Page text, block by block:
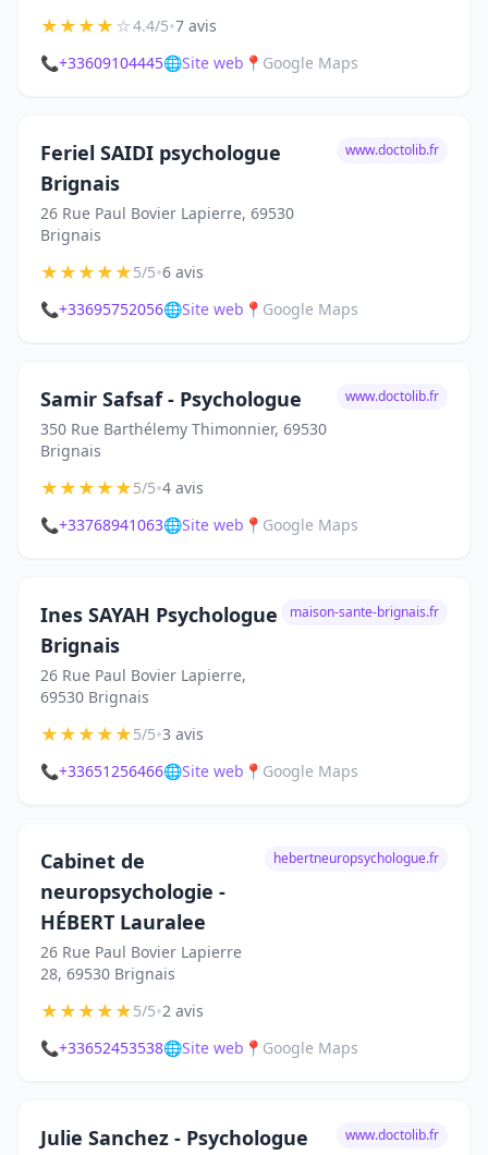
★★★★☆4.4/5•7 avis
📞+33609104445🌐Site web 📍 Google Maps
Feriel SAIDI psychologue
Brignais
26 Rue Paul Bovier Lapierre, 69530
Brignais
www.doctolib.fr
★★★★★5/5•6 avis
📞+33695752056🌐Site web 📍 Google Maps
Samir Safsaf - Psychologue
350 Rue Barthélemy Thimonnier, 69530
Brignais
www.doctolib.fr
★★★★★5/5•4 avis
📞+33768941063🌐Site web 📍 Google Maps
Ines SAYAH Psychologue
Brignais
26 Rue Paul Bovier Lapierre,
69530 Brignais
maison-sante-brignais.fr
★★★★★5/5•3 avis
📞+33651256466🌐Site web 📍 Google Maps
Cabinet de
neuropsychologie -
HÉBERT Lauralee
26 Rue Paul Bovier Lapierre
28, 69530 Brignais
hebertneuropsychologue.fr
★★★★★5/5•2 avis
📞+33652453538🌐Site web 📍 Google Maps
Julie Sanchez - Psychologue www.doctolib.fr